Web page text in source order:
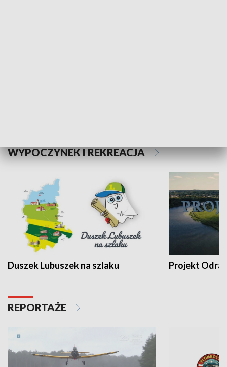
WYPOCZYNEK I REKREACJA
Duszek Lubuszek na szlaku Projekt Odra
REPORTAŻE